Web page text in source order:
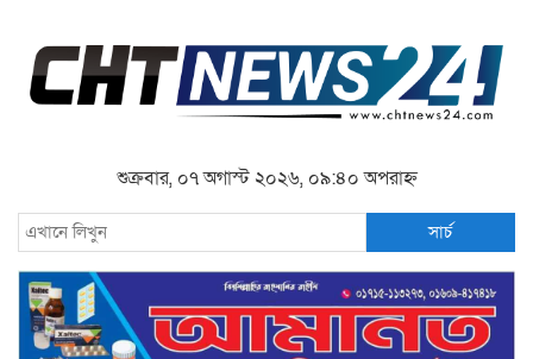
শুক্রবার, ০৭ অগাস্ট ২০২৬, ০৯:৪০ অপরাহ্ন
সার্চ